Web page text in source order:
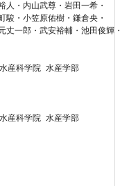
山武尊・岩田一希・
笠原佑樹・鎌倉央・
・武安裕輔・池田俊輝・
科学院 水産学部
科学院 水産学部